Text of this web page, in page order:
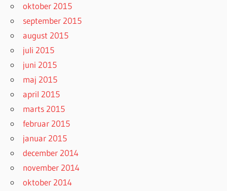
oktober 2015
september 2015
august 2015
juli 2015
juni 2015
maj 2015
april 2015
marts 2015
februar 2015
januar 2015
december 2014
november 2014
oktober 2014